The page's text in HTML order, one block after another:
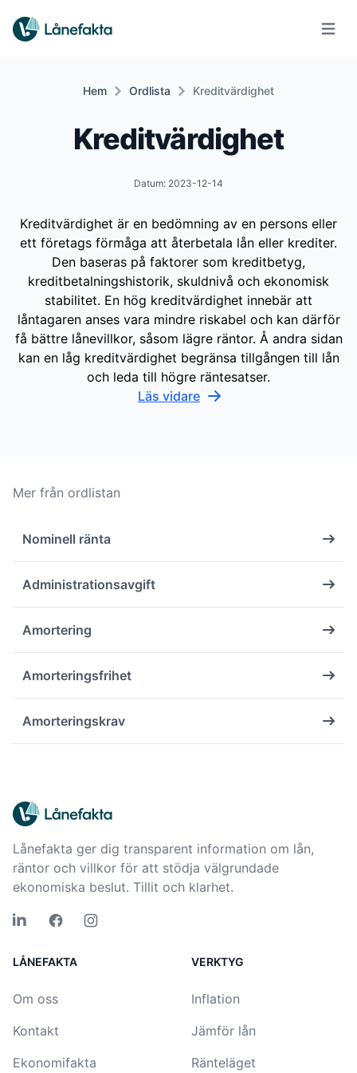
Hem Ordlista Kreditvärdighet
Kreditvärdighet
Datum: 2023-12-14
Kreditvärdighet är en bedömning av en persons eller
ett företags förmåga att återbetala lån eller krediter.
Den baseras på faktorer som kreditbetyg,
kreditbetalningshistorik, skuldnivå och ekonomisk
stabilitet. En hög kreditvärdighet innebär att
låntagaren anses vara mindre riskabel och kan därför
få bättre lånevillkor, såsom lägre räntor. Å andra sidan
kan en låg kreditvärdighet begränsa tillgången till lån
och leda till högre räntesatser.
Läs vidare
Mer från ordlistan
Nominell ränta
Administrationsavgift
Amortering
Amorteringsfrihet
Amorteringskrav
Lånefakta ger dig transparent information om lån,
räntor och villkor för att stödja välgrundade
ekonomiska beslut. Tillit och klarhet.
LÅNEFAKTA
Om oss
Kontakt
Ekonomifakta
VERKTYG
Inflation
Jämför lån
Ränteläget